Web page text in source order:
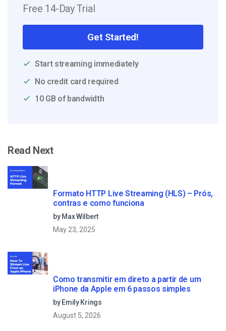
Free 14-Day Trial
Get Started!
Start streaming immediately
No credit card required
10 GB of bandwidth
Read Next
Formato HTTP Live Streaming (HLS) – Prós,
contras e como funciona
by Max Wilbert
May 23, 2025
Como transmitir em direto a partir de um
iPhone da Apple em 6 passos simples
by Emily Krings
August 5, 2026